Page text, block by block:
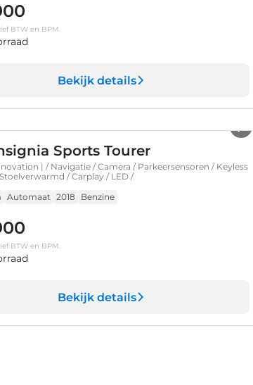
BTW en BPM.
Bekijk details
Sports Tourer
| / Navigatie / Camera / Parkeersensoren / Keyless
/ Carplay / LED /
Automaat 2018 Benzine
BTW en BPM.
Bekijk details